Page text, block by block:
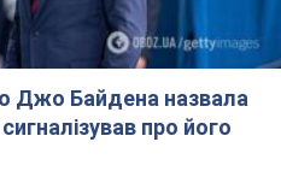
Джо Байдена назвала
про його